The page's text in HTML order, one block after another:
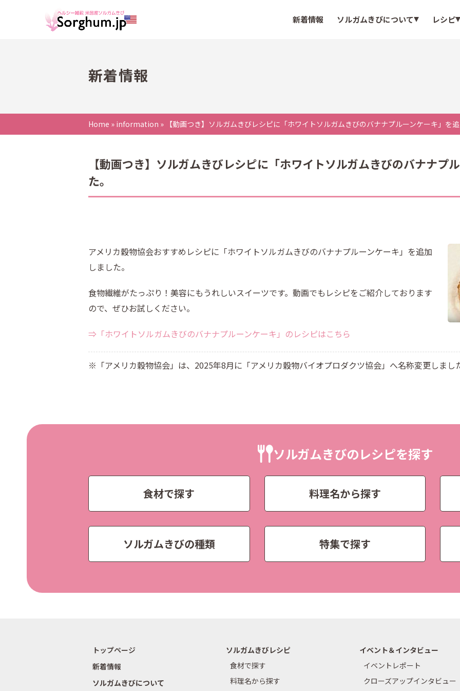
新着情報 ソルガムきびについて レシピ
新着情報
Home » information » 【動画つき】ソルガムきびレシピに「ホワイトソルガムきびのバナナプルーンケーキ」を
【動画つき】ソルガムきびレシピに「ホワイトソルガムきびのバナナプ
た。
アメリカ穀物協会おすすめレシピに「ホワイトソルガムきびのバナナプルーンケーキ」を追加
しました。
食物繊維がたっぷり！美容にもうれしいスイーツです。動画でもレシピをご紹介しております
ので、ぜひお試しください。
⇒「ホワイトソルガムきびのバナナプルーンケーキ」のレシピはこちら
※「アメリカ穀物協会」は、2025年8月に「アメリカ穀物バイオプロダクツ協会」へ名称変更しまし
ソルガムきびのレシピを探す
食材で探す 料理名から探す
ソルガムきびの種類 特集で探す
トップページ
新着情報
ソルガムきびについて
ソルガムきびレシピ
食材で探す
料理名から探す
イベント＆インタビュー
イベントレポート
クローズアップインタビュー